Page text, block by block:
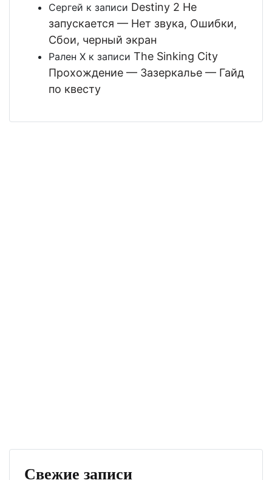
Сергей к записи Destiny 2 Не
запускается — Нет звука, Ошибки,
Сбои, черный экран
Рален Х к записи The Sinking City
Прохождение — Зазеркалье — Гайд
по квесту
Свежие записи